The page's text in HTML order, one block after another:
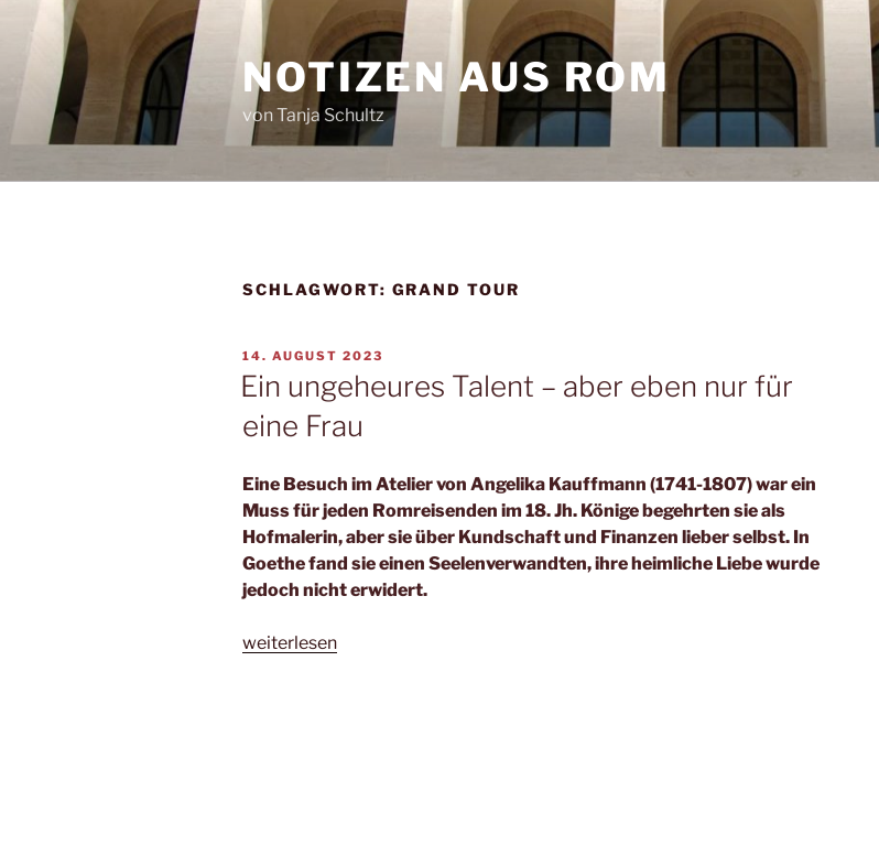
springen
NOTIZEN AUS ROM
von Tanja Schultz
SCHLAGWORT: GRAND TOUR
VERÖFFENTLICHT
AM
14. AUGUST 2023
Ein ungeheures Talent – aber eben nur für
eine Frau
Eine Besuch im Atelier von Angelika Kauffmann (1741-1807) war ein
Muss für jeden Romreisenden im 18. Jh. Könige begehrten sie als
Hofmalerin, aber sie über Kundschaft und Finanzen lieber selbst. In
Goethe fand sie einen Seelenverwandten, ihre heimliche Liebe wurde
jedoch nicht erwidert.
„Ein
weiterlesen